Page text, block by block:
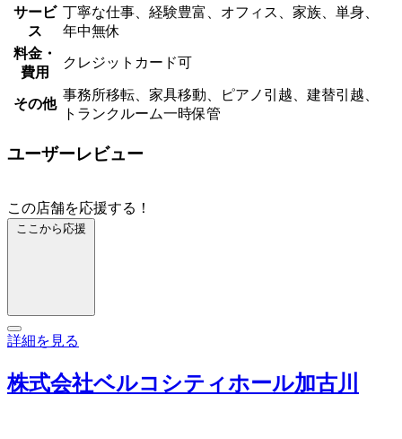
サービ
ス
丁寧な仕事、経験豊富、オフィス、家族、単身、
年中無休
料金・
費用
クレジットカード可
その他
事務所移転、家具移動、ピアノ引越、建替引越、
トランクルーム一時保管
ユーザーレビュー
この店舗を応援する！
ここから応援
詳細を見る
株式会社ベルコシティホール加古川